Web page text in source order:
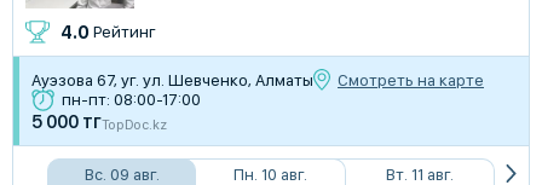
4.0 Рейтинг
Ауэзова 67, уг. ул. Шевченко, Алматы
Смотреть на карте
пн-пт: 08:00-17:00
5 000 тгTopDoc.kz
Вс. 09 авг. Пн. 10 авг. Вт. 11 авг.